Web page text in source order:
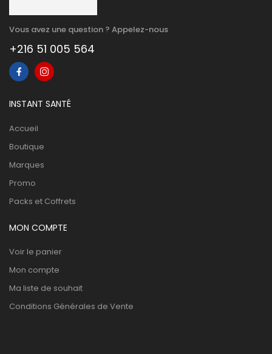
Vous avez une question ? Appelez-nous
+216 51 005 564
INSTANT SANTÉ
Accueil
Boutique
Marques
Promo
Packs et Coffrets
MON COMPTE
Voir le panier
Mon compte
Ma liste de souhait
Conditions Générales de Vente